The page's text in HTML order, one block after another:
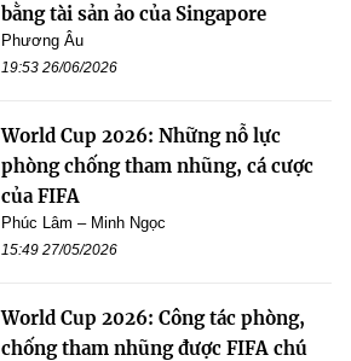
bằng tài sản ảo của Singapore
Phương Âu
19:53 26/06/2026
World Cup 2026: Những nỗ lực
phòng chống tham nhũng, cá cược
của FIFA
Phúc Lâm – Minh Ngọc
15:49 27/05/2026
World Cup 2026: Công tác phòng,
chống tham nhũng được FIFA chú